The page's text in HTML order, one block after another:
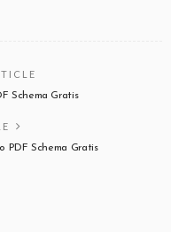
Schema Gratis
PDF Schema Gratis